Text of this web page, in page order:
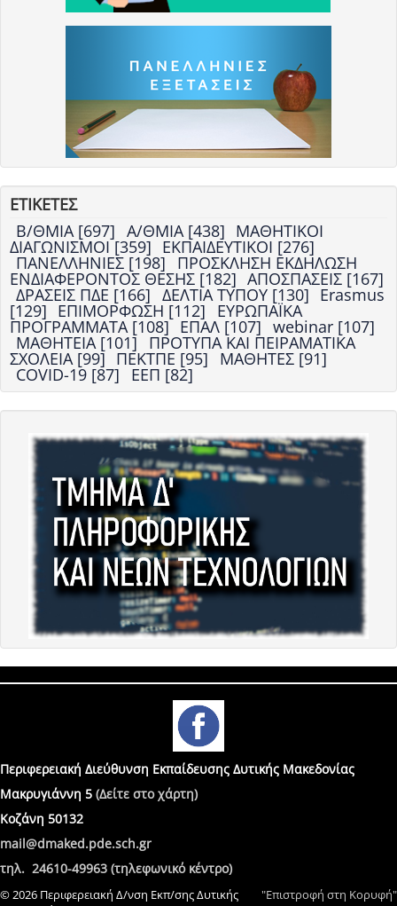
ΕΤΙΚΕΤΕΣ
Β/ΘΜΙΑ [697] Α/ΘΜΙΑ [438] ΜΑΘΗΤΙΚΟΙ
ΔΙΑΓΩΝΙΣΜΟΙ [359] ΕΚΠΑΙΔΕΥΤΙΚΟΙ [276]
ΠΑΝΕΛΛΗΝΙΕΣ [198] ΠΡΟΣΚΛΗΣΗ ΕΚΔΗΛΩΣΗ
ΕΝΔΙΑΦΕΡΟΝΤΟΣ ΘΕΣΗΣ [182] ΑΠΟΣΠΑΣΕΙΣ [167]
ΔΡΑΣΕΙΣ ΠΔΕ [166] ΔΕΛΤΙΑ ΤΥΠΟΥ [130] Erasmus
[129] ΕΠΙΜΟΡΦΩΣΗ [112] ΕΥΡΩΠΑΪΚΑ
ΠΡΟΓΡΑΜΜΑΤΑ [108] ΕΠΑΛ [107] webinar [107]
ΜΑΘΗΤΕΙΑ [101] ΠΡΟΤΥΠΑ ΚΑΙ ΠΕΙΡΑΜΑΤΙΚΑ
ΣΧΟΛΕΙΑ [99] ΠΕΚΤΠΕ [95] ΜΑΘΗΤΕΣ [91]
COVID-19 [87] ΕΕΠ [82]
Περιφερειακή Διεύθυνση Εκπαίδευσης Δυτικής Μακεδονίας
Μακρυγιάννη 5 (Δείτε στο χάρτη)
Κοζάνη 50132
mail@dmaked.pde.sch.gr
τηλ. 24610-49963 (τηλεφωνικό κέντρο)
"Επιστροφή στη Κορυφή"
© 2026 Περιφερειακή Δ/νση Εκπ/σης Δυτικής